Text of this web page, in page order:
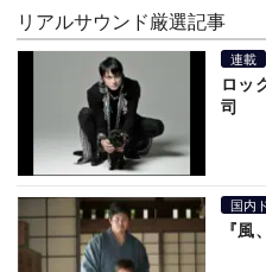
リアルサウンド厳選記事
連載
ロッ
司
国内
『